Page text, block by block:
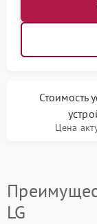
Стоимость
Цена
LG